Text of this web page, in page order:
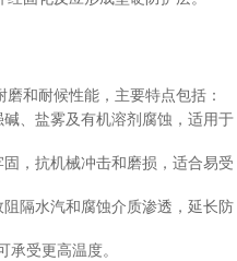
和耐候性能，主要特点包括：
、盐雾及有机溶剂腐蚀，适用于
，抗机械冲击和磨损，适合易受
隔水汽和腐蚀介质渗透，延长防
受更高温度。